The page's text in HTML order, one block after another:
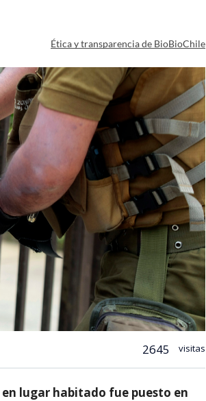
Ética y transparencia de BioBioChile
2645 visitas
lugar habitado fue puesto en